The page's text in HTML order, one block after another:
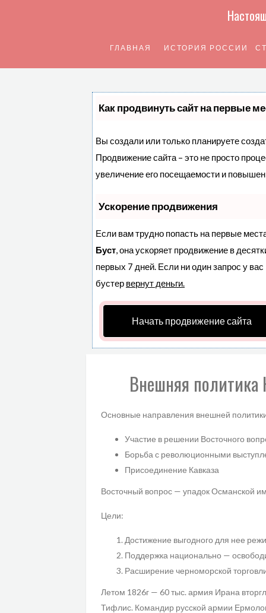
ГЛАВНАЯ ИСТОРИЯ РОССИИ
Как продвинуть сайт на первые
Вы создали или только планируете
Продвижение сайта – это не просто
увеличение его посещаемости и
Ускорение продвижения
Если вам трудно попасть на первые
Буст, она ускоряет продвижение в
первых 7 дней. Если ни один запрос у
бустер вернут деньги.
Начать продвижение сайта
Внешняя политика
Основные направления внешней
Участие в решении Восточного
Борьба с революционными
Присоединение Кавказа
Восточный вопрос — упадок Османской
Цели:
Достижение выгодного для нее
Поддержка национально —
Расширение черноморской
Летом 1826г — 60 тыс. армия Ирана
Тифлис. Командир русской армии